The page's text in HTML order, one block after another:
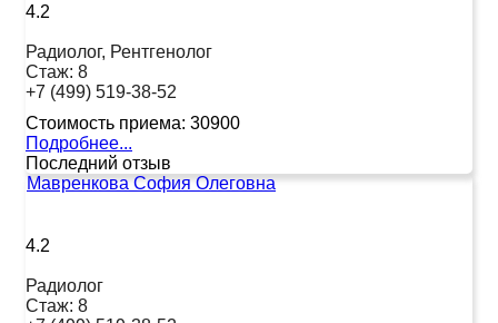
4.2
Радиолог, Рентгенолог
Стаж: 8
+7 (499) 519-38-52
Стоимость приема: 30900
Подробнее...
Последний отзыв
Мавренкова София Олеговна
4.2
Радиолог
Стаж: 8